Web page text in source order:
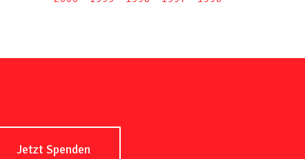
Jetzt Spenden